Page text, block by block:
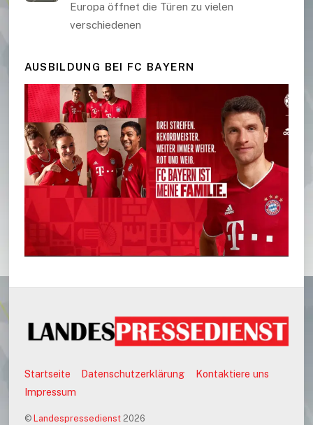
Europa öffnet die Türen zu vielen
verschiedenen
AUSBILDUNG BEI FC BAYERN
Startseite Datenschutzerklärung
Kontaktiere uns
Impressum
© Landespressedienst2026